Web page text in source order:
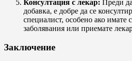
Консултация с лекар: Преди
добавка, е добре да се
специалист, особено ако имате
заболявания или приемате
Заключение